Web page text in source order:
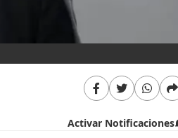
Activar Notificaciones